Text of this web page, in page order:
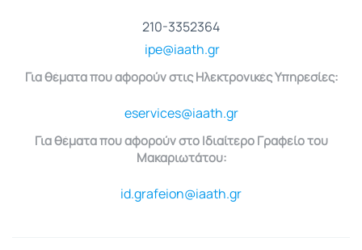
210-3352364
ipe@iaath.gr
Για θέματα που αφορούν στις Ηλεκτρονικές Υπηρεσίες:
eservices@iaath.gr
Για θέματα που αφορούν στο Ιδιαίτερο Γραφείο του
Μακαριωτάτου:
id.grafeion@iaath.gr